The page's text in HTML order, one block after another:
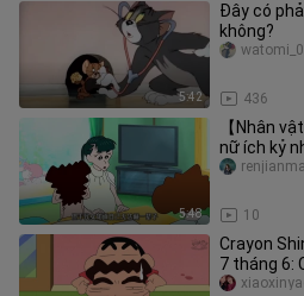
5:42
Đây có
không?
436
5:48
【Nhân
nữ ích kỷ
10
Crayon
7 tháng 6:
dừng lại!